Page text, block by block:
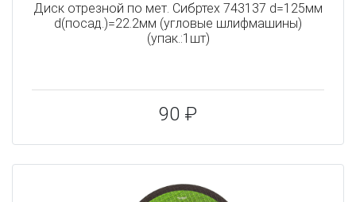
Диск отрезной по мет. Сибртех 743137 d=125мм
d(посад.)=22.2мм (угловые шлифмашины)
(упак.:1шт)
90 ₽